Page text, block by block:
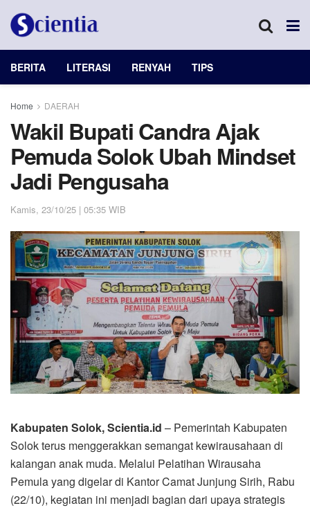
BERITA LITERASI RENYAH TIPS
Home DAERAH
Wakil Bupati Candra Ajak
Pemuda Solok Ubah Mindset
Jadi Pengusaha
Kamis, 23/10/25 | 05:35 WIB
Kabupaten Solok, Scientia.id – Pemerintah Kabupaten
Solok terus menggerakkan semangat kewirausahaan di
kalangan anak muda. Melalui Pelatihan Wirausaha
Pemula yang digelar di Kantor Camat Junjung Sirih, Rabu
(22/10), kegiatan ini menjadi bagian dari upaya strategis